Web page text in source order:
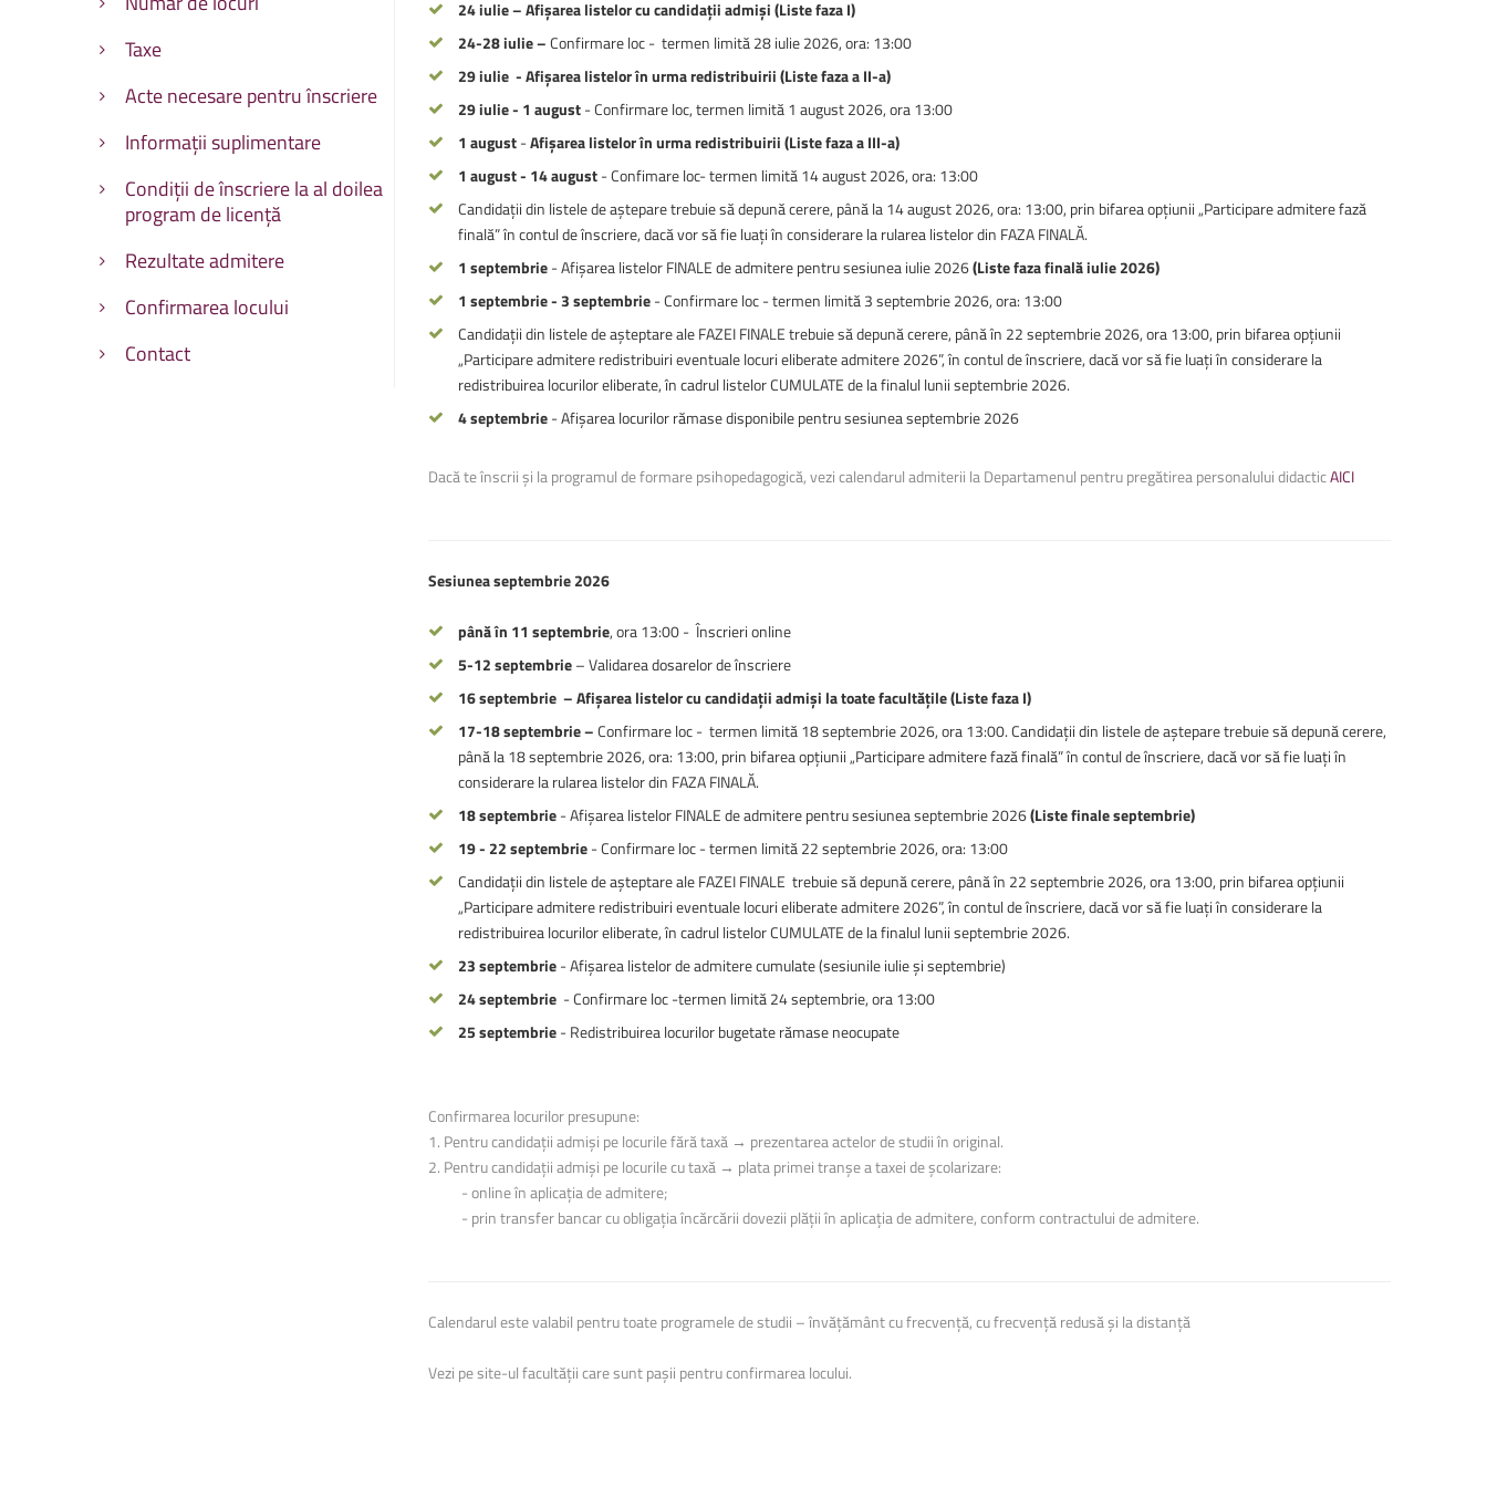
Facultatea de Educație fizică și sporturi montane
Facultatea de Construcții
Facultatea de Educație fizică și sporturi montane
Facultatea de Construcții
Taxe
Acte necesare pentru înscriere
Informații suplimentare
Condiții de înscriere la al doilea
program de licență
Rezultate admitere
Confirmarea locului
Contact
24 iulie – Afișarea listelor cu candidații admiși (Liste faza I)
24-28 iulie –Confirmare loc - termen limită 28 iulie 2026, ora: 13:00
29 iulie - Afișarea listelor în urma redistribuirii (Liste faza a II-a)
29 iulie - 1 august- Confirmare loc, termen limită 1 august 2026, ora 13:00
1 august-Afișarea listelor în urma redistribuirii(Liste faza a III-a)
1 august - 14 august- Confimare loc- termen limită 14 august 2026, ora: 13:00
Candidații din listele de aștepare trebuie să depună cerere, până la 14 august 2026, ora: 13:00, prin bifarea opțiunii „Participare admitere fază
finală” în contul de înscriere, dacă vor să fie luați în considerare la rularea listelor din FAZA FINALĂ.
1 septembrie- Afișarea listelor FINALE de admitere pentru sesiunea iulie 2026(Liste faza finală iulie 2026)
1 septembrie - 3 septembrie- Confirmare loc - termen limită 3 septembrie 2026, ora: 13:00
Candidații din listele de așteptare ale FAZEI FINALE trebuie să depună cerere, până în 22 septembrie 2026, ora 13:00, prin bifarea opțiunii
„Participare admitere redistribuiri eventuale locuri eliberate admitere 2026”, în contul de înscriere, dacă vor să fie luați în considerare la
redistribuirea locurilor eliberate, în cadrul listelor CUMULATE de la finalul lunii septembrie 2026.
4 septembrie- Afișarea locurilor rămase disponibile pentru sesiunea septembrie 2026
Dacă te înscrii și la programul de formare psihopedagogică, vezi calendarul admiterii la Departamenul pentru pregătirea personalului didacticAICI
Sesiunea septembrie 2026
până în 11 septembrie, ora 13:00 - Înscrieri online
5-12 septembrie– Validarea dosarelor de înscriere
16 septembrie – Afișarea listelor cu candidații admiși la toate facultățile (Liste faza I)
17-18 septembrie –Confirmare loc - termen limită 18 septembrie 2026, ora 13:00. Candidații din listele de aștepare trebuie să depună cerere,
până la 18 septembrie 2026, ora: 13:00, prin bifarea opțiunii „Participare admitere fază finală” în contul de înscriere, dacă vor să fie luați în
considerare la rularea listelor din FAZA FINALĂ.
18 septembrie- Afișarea listelor FINALE de admitere pentru sesiunea septembrie 2026(Liste finale septembrie)
19 - 22 septembrie- Confirmare loc - termen limită 22 septembrie 2026, ora: 13:00
Candidații din listele de așteptare ale FAZEI FINALE trebuie să depună cerere, până în 22 septembrie 2026, ora 13:00, prin bifarea opțiunii
„Participare admitere redistribuiri eventuale locuri eliberate admitere 2026”, în contul de înscriere, dacă vor să fie luați în considerare la
redistribuirea locurilor eliberate, în cadrul listelor CUMULATE de la finalul lunii septembrie 2026.
23 septembrie- Afișarea listelor de admitere cumulate (sesiunile iulie și septembrie)
24 septembrie- Confirmare loc -termen limită 24 septembrie, ora 13:00
25 septembrie- Redistribuirea locurilor bugetate rămase neocupate
Confirmarea locurilor presupune:
1. Pentru candidații admiși pe locurile fără taxă → prezentarea actelor de studii în original.
2. Pentru candidații admiși pe locurile cu taxă → plata primei tranșe a taxei de școlarizare:
- online în aplicația de admitere;
- prin transfer bancar cu obligația încărcării dovezii plății în aplicația de admitere, conform contractului de admitere.
Calendarul este valabil pentru toate programele de studii – învățământ cu frecvență, cu frecvență redusă și la distanță
Vezi pe site-ul facultății care sunt pașii pentru confirmarea locului.